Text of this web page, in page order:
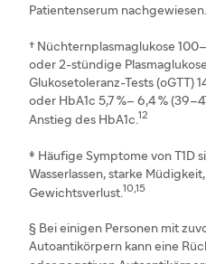
Patientenserum nachgewiesen.
† Nüchternplasmaglukose
oder 2-stündige
Glukosetoleranz-Tests (oGTT)
oder HbA1c 5,7 %– 6,4 %
Anstieg des HbA1c. 12
‡ Häufige Symptome von T1D
Wasserlassen, starke
Gewichtsverlust. 10,15
§ Bei einigen Personen mit
Autoantikörpern kann eine